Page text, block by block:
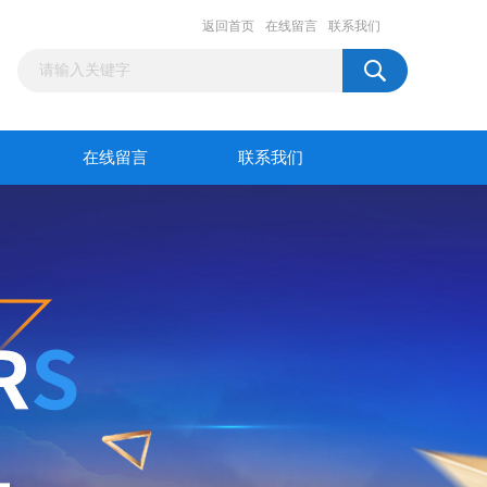
返回首页 在线留言 联系我们
在线留言 联系我们